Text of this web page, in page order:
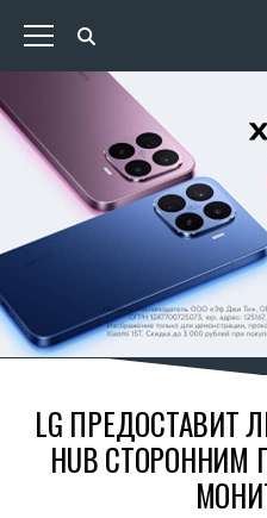
LG ПРЕДОСТАВИТ
HUB